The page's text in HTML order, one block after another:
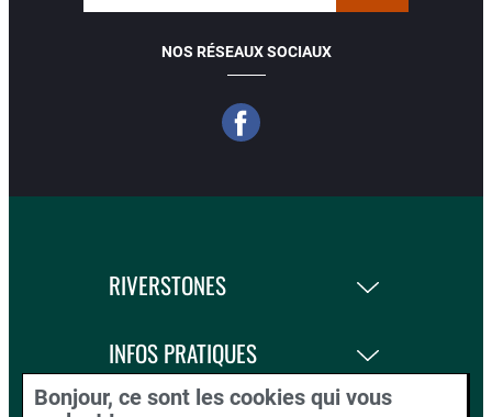
NOS RÉSEAUX SOCIAUX
RIVERSTONES
INFOS PRATIQUES
Bonjour, ce sont les cookies qui vous